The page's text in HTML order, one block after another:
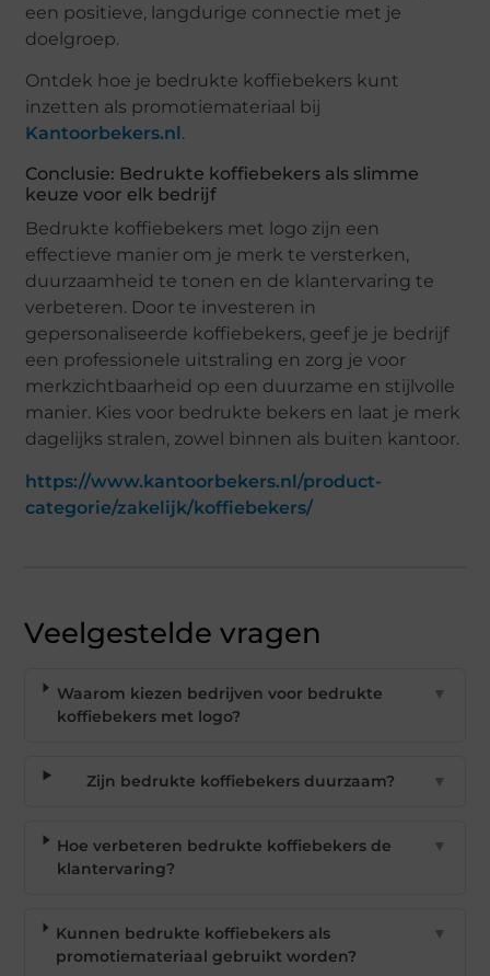
een positieve, langdurige connectie met je
doelgroep.
Ontdek hoe je bedrukte koffiebekers kunt
inzetten als promotiemateriaal bij
Kantoorbekers.nl.
Conclusie: Bedrukte koffiebekers als slimme
keuze voor elk bedrijf
Bedrukte koffiebekers met logo zijn een
effectieve manier om je merk te versterken,
duurzaamheid te tonen en de klantervaring te
verbeteren. Door te investeren in
gepersonaliseerde koffiebekers, geef je je bedrijf
een professionele uitstraling en zorg je voor
merkzichtbaarheid op een duurzame en stijlvolle
manier. Kies voor bedrukte bekers en laat je merk
dagelijks stralen, zowel binnen als buiten kantoor.
https://www.kantoorbekers.nl/product-
categorie/zakelijk/koffiebekers/
Veelgestelde vragen
Waarom kiezen bedrijven voor bedrukte
koffiebekers met logo?
▼
Zijn bedrukte koffiebekers duurzaam? ▼
Hoe verbeteren bedrukte koffiebekers de
klantervaring?
▼
Kunnen bedrukte koffiebekers als
promotiemateriaal gebruikt worden?
▼